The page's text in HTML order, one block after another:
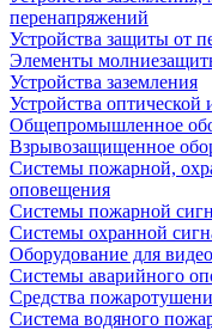
перенапряжений
Устройства защиты от
Элементы
Устройства заземления
Устройства оптической
Общепромышленное
Взрывозащищенное
Системы пожарной,
оповещения
Системы пожарной
Системы охранной
Оборудование для
Системы аварийного
Средства
Система водяного